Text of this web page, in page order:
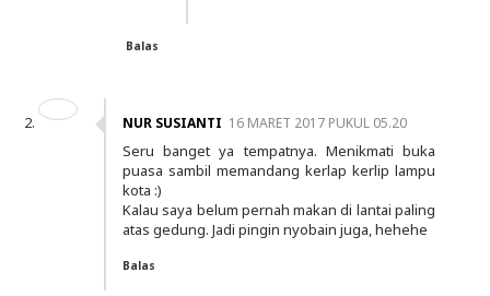
Balas
NUR SUSIANTI 16 MARET 2017 PUKUL 05.20
Seru banget ya tempatnya. Menikmati buka
puasa sambil memandang kerlap kerlip lampu
kota :)
Kalau saya belum pernah makan di lantai paling
atas gedung. Jadi pingin nyobain juga, hehehe
Balas